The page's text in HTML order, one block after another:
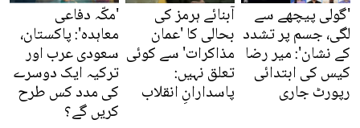
'گولی پیچھے سے
لگی، جسم پر تشدد
کے نشان': میر رضا
کیس کی ابتدائی
رپورٹ جاری
آبنائے ہرمز کی
بحالی کا 'عمان
مذاکرات' سے کوئی
تعلق نہیں:
پاسدارانِ انقلاب
'مکّہ دفاعی
معاہدہ': پاکستان،
سعودی عرب اور
ترکیہ ایک دوسرے
کی مدد کس طرح
کریں گے؟